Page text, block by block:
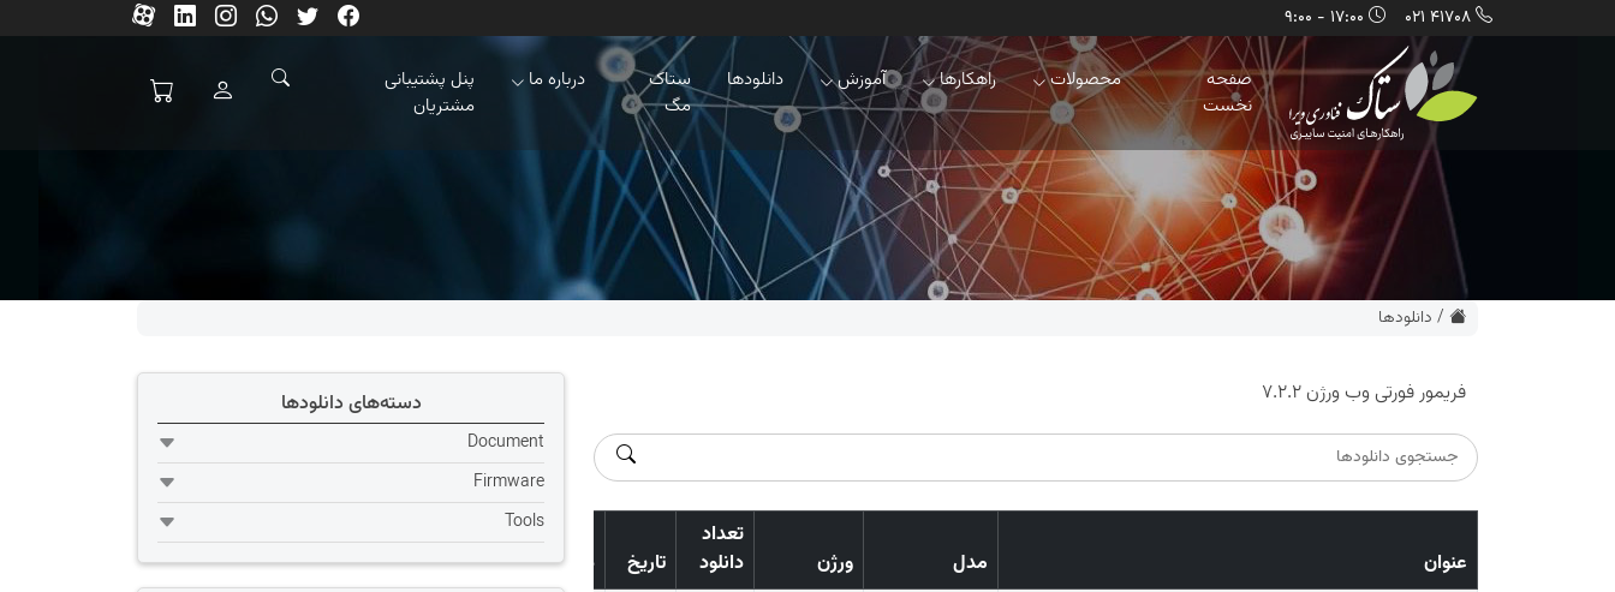
41708 021
صفحه
نخست
محصولات راهکارها آموزش دانلودها
ستاک
مگ
درباره ما
پنل پشتیبانی
مشتریان
/ دانلودها
فریمور فورتی وب ورژن 7.2.2
عنوان مدل ورژن
تعداد
دانلود
تاریخ دانلود
دسته‌های دانلودها
Document
Firmware
Tools